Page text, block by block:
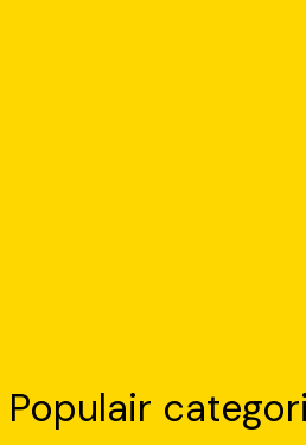
Populair